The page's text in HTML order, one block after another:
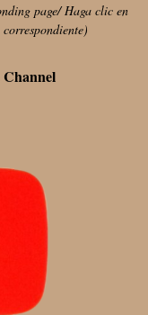
page/ Haga clic en